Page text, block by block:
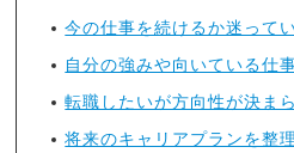
今の仕事を続けるか迷って
自分の強みや向いている仕
転職したいが方向性が決ま
将来のキャリアプランを整